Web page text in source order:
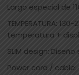
Largo especial de
TEMPERATURA:
temperatura +
SLIM design:
Power cord /